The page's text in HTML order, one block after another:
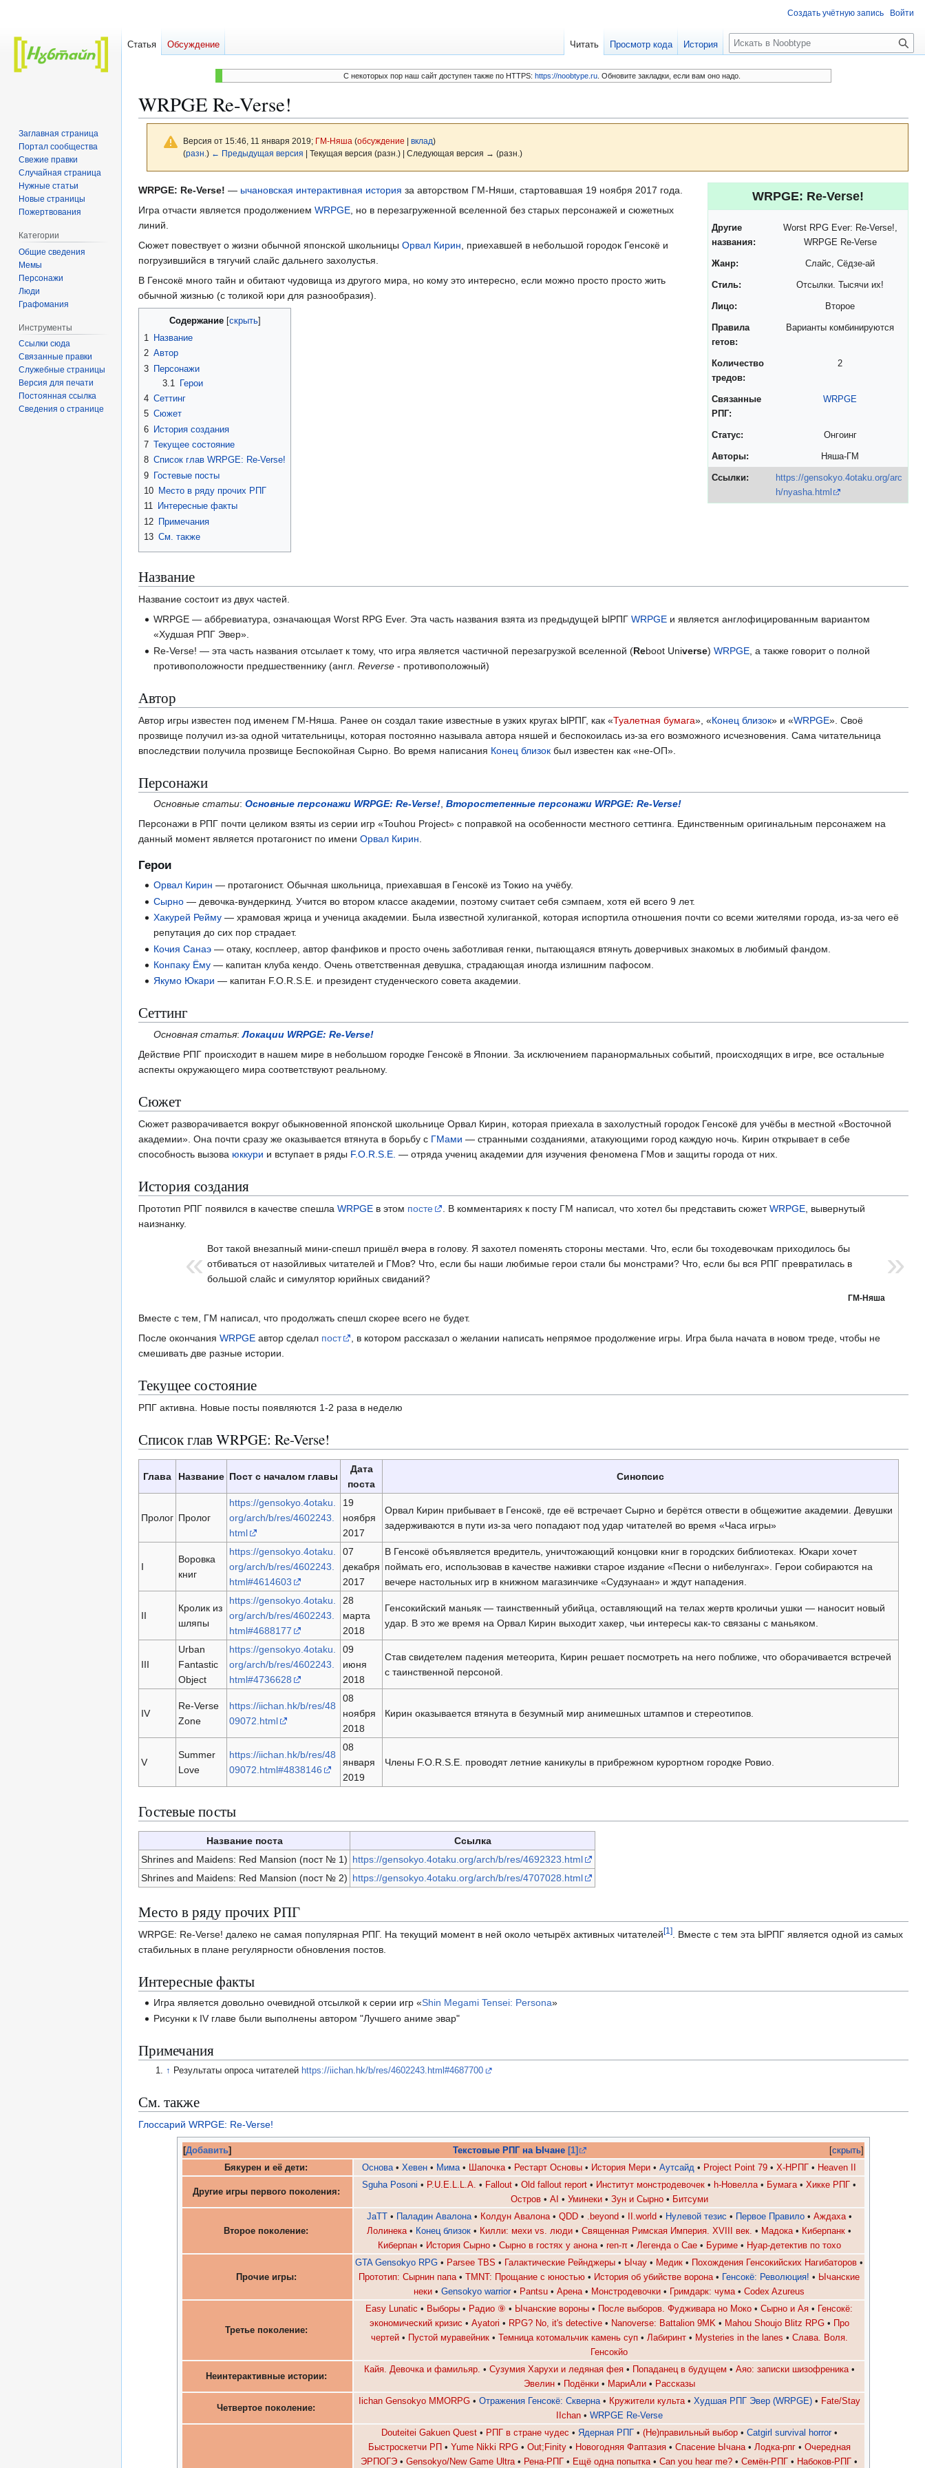
C некоторых пор наш сайт доступен также по HTTPS:https://noobtype.ru . Обновите закладки, если вам оно надо.
WRPGE Re-Verse!
Версия от 15:46, 11 января 2019; ГМ-Няша (обсуждение | вклад)
(разн. ) ← Предыдущая версия | Текущая версия (разн.) | Следующая версия → (разн.)
Перейти
к
навигации
Перейти
к
поиску
WRPGE: Re-Verse!
Другие
названия:
Worst RPG Ever: Re-Verse!,
WRPGE Re-Verse
Жанр: Слайс, Сёдзе-ай
Стиль: Отсылки. Тысячи их!
Лицо: Второе
Правила
гетов:
Варианты комбинируются
Количество
тредов:
2
Связанные
РПГ:
WRPGE
Статус: Онгоинг
Авторы: Няша-ГМ
Ссылки:
https://gensokyo.4otaku.org/arc
h/nyasha.html
WRPGE: Re-Verse! — ычановская интерактивная история за авторством ГМ-Няши, стартовавшая 19 ноября 2017 года.
Игра отчасти является продолжением WRPGE , но в перезагруженной вселенной без старых персонажей и сюжетных
линий.
Сюжет повествует о жизни обычной японской школьницы Орвал Кирин , приехавшей в небольшой городок Генсокё и
погрузившийся в тягучий слайс дальнего захолустья.
В Генсокё много тайн и обитают чудовища из другого мира, но кому это интересно, если можно просто просто жить
обычной жизнью (с толикой юри для разнообразия).
Содержание
1 Название
2 Автор
3 Персонажи
3.1
Герои
4 Сеттинг
5 Сюжет
6 История создания
7 Текущее состояние
8 Список глав WRPGE: Re-Verse!
9 Гостевые посты
10 Место в ряду прочих РПГ
11 Интересные факты
12 Примечания
13 См. также
Название
Название состоит из двух частей.
WRPGE — аббревиатура, означающая Worst RPG Ever. Эта часть названия взята из предыдущей ЫРПГWRPGE и является англофицированным вариантом
«Худшая РПГ Эвер».
Re-Verse! — эта часть названия отсылает к тому, что игра является частичной перезагрузкой вселенной (Reboot Universe)WRPGE , а также говорит о полной
противоположности предшественнику (англ.Reverse - противоположный)
Автор
Автор игры известен под именем ГМ-Няша. Ранее он создал такие известные в узких кругах ЫРПГ, как «Туалетная бумага», «Конец близок» и «WRPGE». Своё
прозвище получил из-за одной читательницы, которая постоянно называла автора няшей и беспокоилась из-за его возможного исчезновения. Сама читательница
впоследствии получила прозвище Беспокойная Сырно. Во время написания Конец близок был известен как «не-ОП».
Персонажи
Основные статьи:Основные персонажи WRPGE: Re-Verse! ,Второстепенные персонажи WRPGE: Re-Verse!
Персонажи в РПГ почти целиком взяты из серии игр «Touhou Project» с поправкой на особенности местного сеттинга. Единственным оригинальным персонажем на
данный момент является протагонист по имени Орвал Кирин
Герои
Орвал Кирин — протагонист. Обычная школьница, приехавшая в Генсокё из Токио на учёбу.
Сырно — девочка-вундеркинд. Учится во втором классе академии, поэтому считает себя сэмпаем, хотя ей всего 9 лет.
Хакурей Рейму — храмовая жрица и ученица академии. Была известной хулиганкой, которая испортила отношения почти со всеми жителями города, из-за чего её
репутация до сих пор страдает.
Кочия Санаэ — отаку, косплеер, автор фанфиков и просто очень заботливая генки, пытающаяся втянуть доверчивых знакомых в любимый фандом.
Конпаку Ёму — капитан клуба кендо. Очень ответственная девушка, страдающая иногда излишним пафосом.
Якумо Юкари — капитан F.O.R.S.E. и президент студенческого совета академии.
Сеттинг
Основная статья:Локации WRPGE: Re-Verse!
Действие РПГ происходит в нашем мире в небольшом городке Генсокё в Японии. За исключением паранормальных событий, происходящих в игре, все остальные
аспекты окружающего мира соответствуют реальному.
Сюжет
Сюжет разворачивается вокруг обыкновенной японской школьнице Орвал Кирин, которая приехала в захолустный городок Генсокё для учёбы в местной «Восточной
академии». Она почти сразу же оказывается втянута в борьбу с ГМами — странными созданиями, атакующими город каждую ночь. Кирин открывает в себе
способность вызова юккури и вступает в ряды F.O.R.S.E. — отряда учениц академии для изучения феномена ГМов и защиты города от них.
История создания
Прототип РПГ появился в качестве спешла WRPGE в этом посте . В комментариях к посту ГМ написал, что хотел бы представить сюжетWRPGE , вывернутый
наизнанку.
« Вот такой внезапный мини-спешл пришёл вчера в голову. Я захотел поменять стороны местами. Что, если бы тоходевочкам приходилось бы
отбиваться от назойливых читателей и ГМов? Что, если бы наши любимые герои стали бы монстрами? Что, если бы вся РПГ превратилась в
большой слайс и симулятор юрийных свиданий?
»
ГМ-Няша
Вместе с тем, ГМ написал, что продолжать спешл скорее всего не будет.
После окончания WRPGE автор сделал пост
, в котором рассказал о желании написать непрямое продолжение игры. Игра была начата в новом треде, чтобы не
смешивать две разные истории.
Текущее состояние
РПГ активна. Новые посты появляются 1-2 раза в неделю
Список глав WRPGE: Re-Verse!
Глава Название Пост с началом главы
Дата
поста
Синопсис
Пролог Пролог
https://gensokyo.4otaku.
org/arch/b/res/4602243.
html
19
ноября
2017
Орвал Кирин прибывает в Генсокё, где её встречает Сырно и берётся отвести в общежитие академии. Девушки
задерживаются в пути из-за чего попадают под удар читателей во время «Часа игры»
I
Воровка
книг
https://gensokyo.4otaku.
org/arch/b/res/4602243.
html#4614603
07
декабря
2017
В Генсокё объявляется вредитель, уничтожающий концовки книг в городских библиотеках. Юкари хочет
поймать его, использовав в качестве наживки старое издание «Песни о нибелунгах». Герои собираются на
вечере настольных игр в книжном магазинчике «Судзунаан» и ждут нападения.
II
Кролик из
шляпы
https://gensokyo.4otaku.
org/arch/b/res/4602243.
html#4688177
28
марта
2018
Генсокийский маньяк — таинственный убийца, оставляющий на телах жертв кроличьи ушки — наносит новый
удар. В это же время на Орвал Кирин выходит хакер, чьи интересы как-то связаны с маньяком.
III
Urban
Fantastic
Object
https://gensokyo.4otaku.
org/arch/b/res/4602243.
html#4736628
09
июня
2018
Став свидетелем падения метеорита, Кирин решает посмотреть на него поближе, что оборачивается встречей
с таинственной персоной.
IV
Re-Verse
Zone
https://iichan.hk/b/res/48
09072.html
08
ноября
2018
Кирин оказывается втянута в безумный мир анимешных штампов и стереотипов.
V
Summer
Love
https://iichan.hk/b/res/48
09072.html#4838146
08
января
2019
Члены F.O.R.S.E. проводят летние каникулы в прибрежном курортном городке Ровио.
Гостевые посты
Название поста
Ссылка
Shrines and Maidens: Red Mansion (пост № 1) https://gensokyo.4otaku.org/arch/b/res/4692323.html
Shrines and Maidens: Red Mansion (пост № 2) https://gensokyo.4otaku.org/arch/b/res/4707028.html
Место в ряду прочих РПГ
WRPGE: Re-Verse! далеко не самая популярная РПГ. На текущий момент в ней около четырёх активных читателей[1 ]
. Вместе с тем эта ЫРПГ является одной из самых
стабильных в плане регулярности обновления постов.
Интересные факты
Игра является довольно очевидной отсылкой к серии игр «Shin Megami Tensei: Persona»
Рисунки к IV главе были выполнены автором "Лучшего аниме эвар"
Примечания
↑ Результаты опроса читателей https://iichan.hk/b/res/4602243.html#4687700
См. также
Глоссарий WRPGE: Re-Verse!
[скрыть]
[Добавить] Текстовые РПГ на Ычане [1]
Бякурен и её дети:
Основа• Хевен • Μима• Шапочка• Рестарт Основы • История Мери • Аутсайд • Project Point 79 • Х-НРПГ • Heaven II
Другие игры первого поколения:
Sguha Posoni • P.U.E.L.L.A. • Fallout • Old fallout report • Институт монстродевочек • h-Новелла• Бумага• Хикке РПГ •
Остров• AI • Уминеки• Зун и Сырно• Битсуми
Второе поколение:
JaTT• Паладин Авалона• Колдун Авалона• QDD• .beyond • II.world • Нулевой тезис • Первое Правило• Аждаха•
Лолинека• Конец близок • Килли: мехи vs. люди • Священная Римская Империя. XVIII век. • Мадока• Киберпанк •
Киберпан• История Сырно• Сырно в гостях у анона• ren-π• Легенда о Сае• Буриме• Нуар-детектив по тохо
Прочие игры:
GTA Gensokyo RPG • Parsee TBS • Галактические Рейнджеры • Ычау • Медик • Похождения Генсокийских Нагибаторов •
Прототип: Сырнин папа• TMNT: Прощание с юностью • История об убийстве ворона• Генсокё: Революция! • Ычанские
неки • Gensokyo warrior• Pantsu • Арена• Монстродевочки • Гримдарк: чума• Codex Azureus
Третье поколение:
Easy Lunatic • Выборы • Радио ⑨ • Ычанские вороны • После выборов. Фудживара но Моко • Сырно и Ая • Генсокё:
экономический кризис • Ayatori • RPG? No, it's detective• Nanoverse: Battalion 9MK• Mahou Shoujo Blitz RPG• Про
чертей• Пустой муравейник• Темница котомальчик камень суп• Лабиринт• Mysteries in the lanes • Слава. Воля.
Генсокйо
Неинтерактивные истории:
Кайя. Девочка и фамильяр. • Сузумия Харухи и ледяная фея• Попаданец в будущем • Аяо: записки шизофреника•
Эвелин• Подёнки• МариАли• Рассказы
Четвертое поколение:
Iichan Gensokyo MMORPG• Отражения Генсокё: Скверна• Кружители культа• Худшая РПГ Эвер (WRPGE)• Fate/Stay
IIchan• WRPGE Re-Verse
Douteitei Gakuen Quest• РПГ в стране чудес • Ядерная РПГ• (Не)правильный выбор• Catgirl survival horror•
Быстроскетчи РП • Yume Nikki RPG• Out;Finity• Новогодняя Фаптазия• Спасение Ычана• Лодка-рпг• Очередная
ЭРПОГЭ • Gensokyo/New Game Ultra• Рена-РПГ • Ещё одна попытка• Can you hear me? • Семён-РПГ • Набоков-РПГ •
Создать учётную запись Войти
Статья Обсуждение Читать Просмотр кода История
П
о
и
с
Заглавная страница
Портал сообщества
Свежие правки
Случайная страница
Нужные статьи
Новые страницы
Пожертвования
Категории
Общие сведения
Мемы
Персонажи
Люди
Графомания
Инструменты
Ссылки сюда
Связанные правки
Служебные страницы
Версия для печати
Постоянная ссылка
Сведения о странице